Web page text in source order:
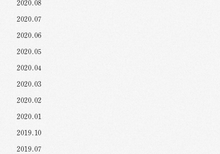
2020.08
2020.07
2020.06
2020.05
2020.04
2020.03
2020.02
2020.01
2019.10
2019.07